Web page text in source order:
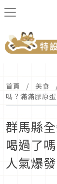
首頁 美食
嗎？滿滿膠原
群馬縣
喝過了
人氣爆發